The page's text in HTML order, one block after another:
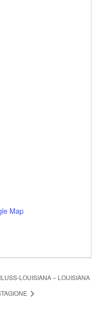
Map
LOUISIANA – LOUISIANA